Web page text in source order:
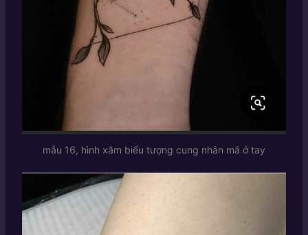
mẫu 16, hình xăm biểu tượng cung nhân mã ở tay